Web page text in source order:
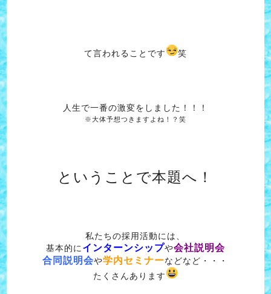
て言われることです 笑
人生で一番の激変をしました！！！
※大体予想つきますよね！？笑
ということで本題へ！
私たちの採用活動には、
基本的に インターンシップや会社説明会
合同説明会や学内セミナーなどなど・・・
たくさんあります